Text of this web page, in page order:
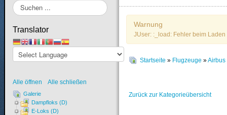
Warnung
JUser: :_load: Fehler beim
Startseite » Flugzeuge »Airbus
Zurück zur Kategorieübersicht
Suchen
...
Translator
Alle öffnen Alle schließen
Galerie
Dampfloks (D)
E-Loks (D)